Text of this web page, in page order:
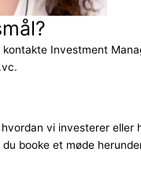
Investment
vi investerer eller
booke et møde